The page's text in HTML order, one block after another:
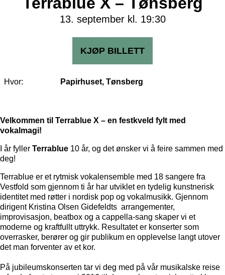
13. september kl. 19:30
KJØP BILLETT
Hvor: Papirhuset, Tønsberg
Velkommen til Terrablue X – en festkveld fylt med
vokalmagi!
I år fyller Terrablue 10 år, og det ønsker vi å feire sammen med
deg!
Terrablue er et rytmisk vokalensemble med 18 sangere fra
Vestfold som gjennom ti år har utviklet en tydelig kunstnerisk
identitet med røtter i nordisk pop og vokalmusikk. Gjennom
dirigent Kristina Olsen Gidefeldts arrangementer,
improvisasjon, beatbox og a cappella-sang skaper vi et
moderne og kraftfullt uttrykk. Resultatet er konserter som
overrasker, berører og gir publikum en opplevelse langt utover
det man forventer av et kor.
På jubileumskonserten tar vi deg med på vår musikalske reise